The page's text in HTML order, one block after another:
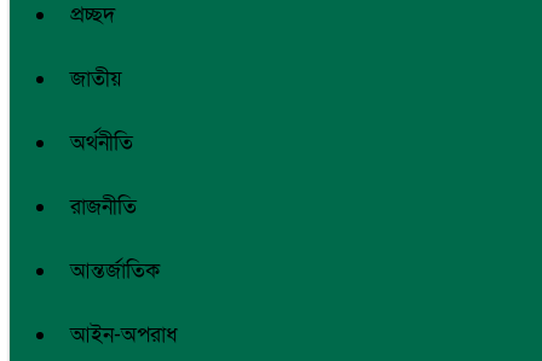
প্রচ্ছদ
জাতীয়
অর্থনীতি
রাজনীতি
আন্তর্জাতিক
আইন-অপরাধ